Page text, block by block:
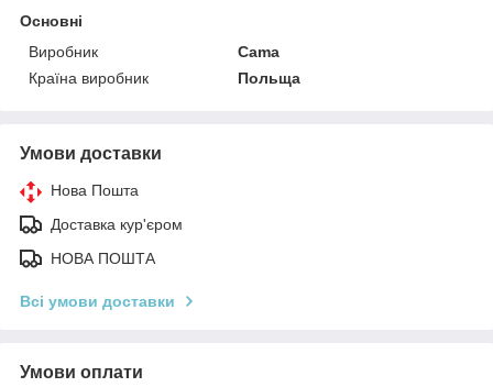
Основні
Виробник
Cama
Країна виробник
Польща
Умови доставки
Нова Пошта
Доставка кур'єром
НОВА ПОШТА
Всі умови доставки
Умови оплати